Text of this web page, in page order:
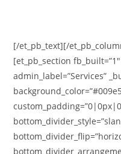
[/et_pb_text][/
[et_pb_section
admin_label=”Services”